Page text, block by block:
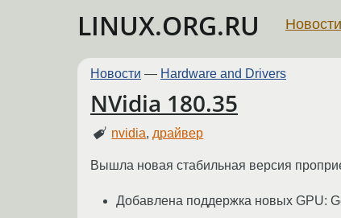
LINUX.ORG.RU Новости
Новости — Hardware and Drivers
NVidia 180.35
nvidia, драйвер
Вышла новая стабильная версия
Добавлена поддержка новых GPU: